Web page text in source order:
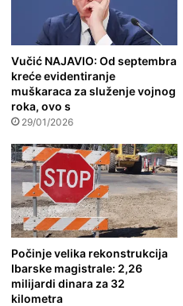
Vučić NAJAVIO: Od septembra
kreće evidentiranje
muškaraca za služenje vojnog
roka, ovo s
29/01/2026
Počinje velika rekonstrukcija
Ibarske magistrale: 2,26
milijardi dinara za 32
kilometra